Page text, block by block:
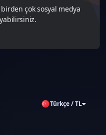
çok sosyal medya
Türkçe / TL